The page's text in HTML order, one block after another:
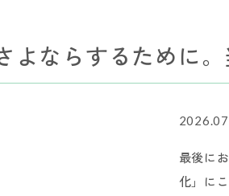
よならするために
最後に
化」に